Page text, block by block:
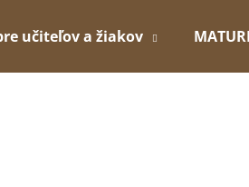
učiteľov a žiakov